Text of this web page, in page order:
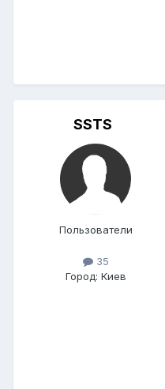
SSTS
Пользователи
35
Город: Киев